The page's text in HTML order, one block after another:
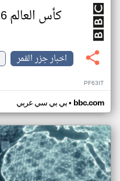
كأس العالم 2026
اخبار جزر القمر
PF63IT
بي بي سي عربي• bbc.com